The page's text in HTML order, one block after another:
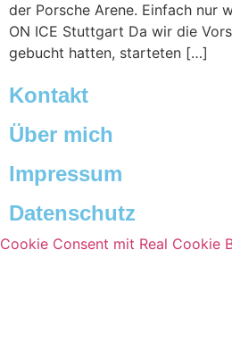
der Porsche Arene. Einfach nur
ON ICE Stuttgart Da wir die
gebucht hatten, starteten […]
Kontakt
Über mich
Impressum
Datenschutz
Cookie Consent mit Real Cookie